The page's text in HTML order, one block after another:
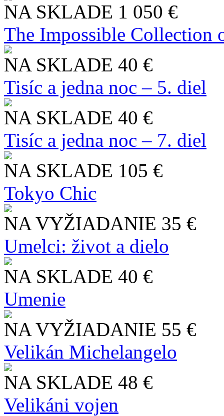
NA SKLADE 1 050 €
The Impossible Collection
NA SKLADE 40 €
Tisíc a jedna noc – 5. diel
NA SKLADE 40 €
Tisíc a jedna noc – 7. diel
NA SKLADE 105 €
Tokyo Chic
NA VYŽIADANIE 35 €
Umelci: život a dielo
NA SKLADE 40 €
Umenie
NA VYŽIADANIE 55 €
Velikán Michelangelo
NA SKLADE 48 €
Velikáni vojen